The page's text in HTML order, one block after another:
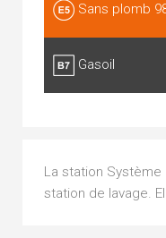
Sans plomb
Gasoil
La station Système
station de lavage.